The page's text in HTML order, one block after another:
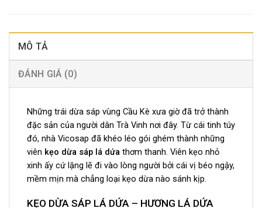
MÔ TẢ
ĐÁNH GIÁ (0)
Những trái dừa sáp vùng Cầu Kè xưa giờ đã trở thành
đặc sản của người dân Trà Vinh nơi đây. Từ cái tinh túy
đó, nhà Vicosap đã khéo léo gói ghém thành những
viên kẹo dừa sáp lá dứa thơm thanh. Viên kẹo nhỏ
xinh ấy cứ lặng lẽ đi vào lòng người bởi cái vị béo ngậy,
mềm mịn mà chẳng loại kẹo dừa nào sánh kịp.
KẸO DỪA SÁP LÁ DỨA – HƯƠNG LÁ DỨA